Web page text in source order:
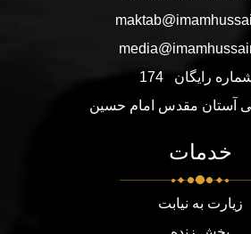
رایگان
174
آستان مقدس امام حسین
خدمات
زیارت به نیابت